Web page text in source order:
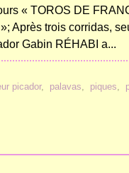
« TOROS DE
Après trois corridas,
Gabin RÉHABI a...
picador, palavas, piques,